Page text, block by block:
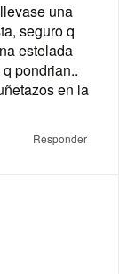
una
seguro q
estelada
pondrian..
en la
Responder